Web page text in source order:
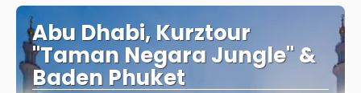
Abu Dhabi, Kurztour
"Taman Negara Jungle" &
Baden Phuket